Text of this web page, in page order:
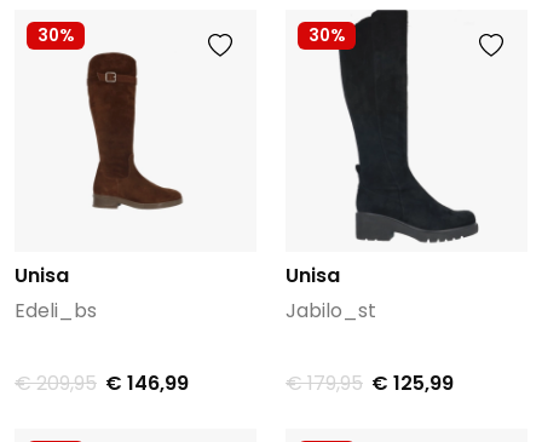
30%
Unisa
Edeli_bs
€ 209,95 € 146,99
30%
Unisa
Jabilo_st
€ 179,95 € 125,99